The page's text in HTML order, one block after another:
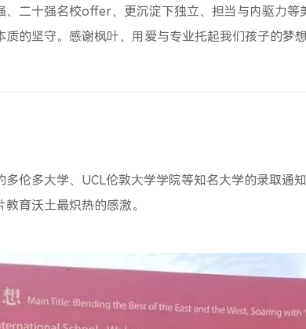
二十强名校offer，更沉淀下独立、担当与内驱力
的坚守。感谢枫叶，用爱与专业托起我们孩子的梦
伦多大学、UCL伦敦大学学院等知名大学的录取通
育沃土最炽热的感激。